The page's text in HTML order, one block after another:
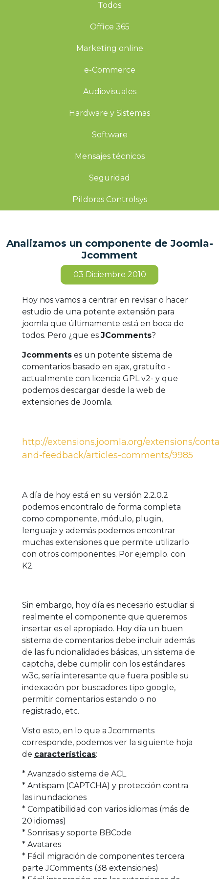
Todos
Office 365
Marketing online
e-Commerce
Audiovisuales
Hardware y Sistemas
Software
Mensajes técnicos
Seguridad
Píldoras Controlsys
Analizamos un componente de Joomla-
Jcomment
03 Diciembre 2010
Hoy nos vamos a centrar en revisar o hacer
estudio de una potente extensión para
joomla que últimamente está en boca de
todos. Pero ¿que es JComments?
Jcommentses un potente sistema de
comentarios basado en ajax, gratuíto -
actualmente con licencia GPL v2- y que
podemos descargar desde la web de
extensiones de Joomla.
http://extensions.joomla.org/extensions/
and-feedback/articles-comments/9985
A día de hoy está en su versión 2.2.0.2
podemos encontralo de forma completa
como componente, módulo, plugin,
lenguaje y además podemos encontrar
muchas extensiones que permite utilizarlo
con otros componentes. Por ejemplo. con
K2.
Sin embargo, hoy día es necesario estudiar si
realmente el componente que queremos
insertar es el apropiado. Hoy día un buen
sistema de comentarios debe incluir además
de las funcionalidades básicas, un sistema de
captcha, debe cumplir con los estándares
w3c, sería interesante que fuera posible su
indexación por buscadores tipo google,
permitir comentarios estando o no
registrado, etc.
Visto esto, en lo que a Jcomments
corresponde, podemos ver la siguiente hoja
de características:
* Avanzado sistema de ACL
* Antispam (CAPTCHA) y protección contra
las inundaciones
* Compatibilidad con varios idiomas (más de
20 idiomas)
* Sonrisas y soporte BBCode
* Avatares
* Fácil migración de componentes tercera
parte JComments (38 extensiones)